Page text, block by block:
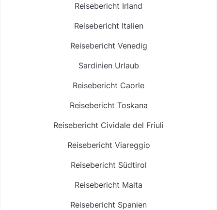
Reisebericht Irland
Reisebericht Italien
Reisebericht Venedig
Sardinien Urlaub
Reisebericht Caorle
Reisebericht Toskana
Reisebericht Cividale del Friuli
Reisebericht Viareggio
Reisebericht Südtirol
Reisebericht Malta
Reisebericht Spanien